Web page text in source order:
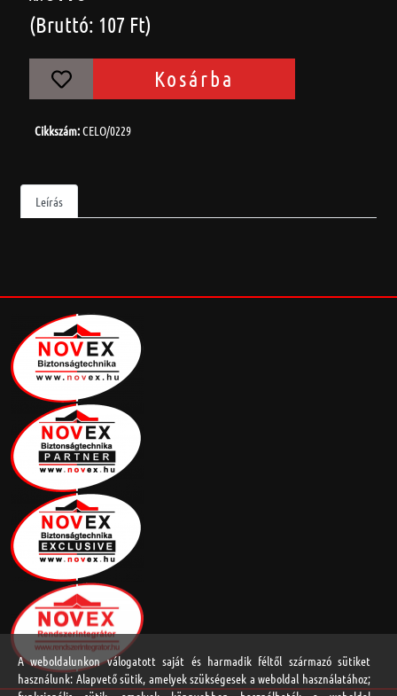
(Bruttó: 107 Ft)
Kosárba
Cikkszám:CELO/0229
Leírás
A weboldalunkon válogatott saját és harmadik féltől származó sütiket
használunk: Alapvető sütik, amelyek szükségesek a weboldal használatához;